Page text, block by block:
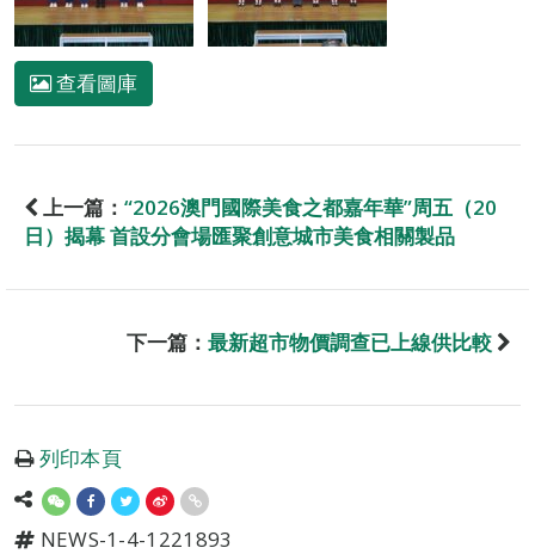
查看圖庫
上一篇： “2026澳門國際美食之都嘉年華”周五（20
日）揭幕 首設分會場匯聚創意城市美食相關製品
下一篇： 最新超市物價調查已上線供比較
列印本頁
NEWS-1-4-1221893